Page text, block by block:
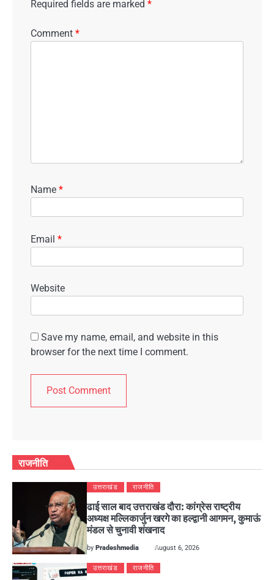
Required fields are marked *
Comment *
Name *
Email *
Website
Save my name, email, and website in this
browser for the next time I comment.
राजनीति
उत्तराखंड राजनीति
ढाई साल बाद उत्तराखंड दौरा: कांग्रेस राष्ट्रीय
अध्यक्ष मल्लिकार्जुन खरगे का हल्द्वानी आगमन, कुमाऊं
मंडल से चुनावी शंखनाद
byPradeshmedia August 6, 2026
उत्तराखंड राजनीति